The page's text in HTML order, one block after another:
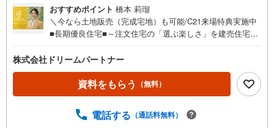
おすすめポイント 橋本 莉瑠
＼今なら土地販売（完成宅地）も可能/C21来場特典実施中
■長期優良住宅■～注文住宅の「選ぶ楽しさ」を建売住宅の
りの基本プランをベースに、ご家族のこだわりやライフス
タイルに合わせてカスタマイズが可能です。自分らしい住
まいを実現できます！■お好きなハウスメーカーでの建築も
可能物件です。■マイセレクトご希望の方は、CGにてイメ
株式会社ドリームパートナー
資料をもらう （無料）
電話する （通話料無料）